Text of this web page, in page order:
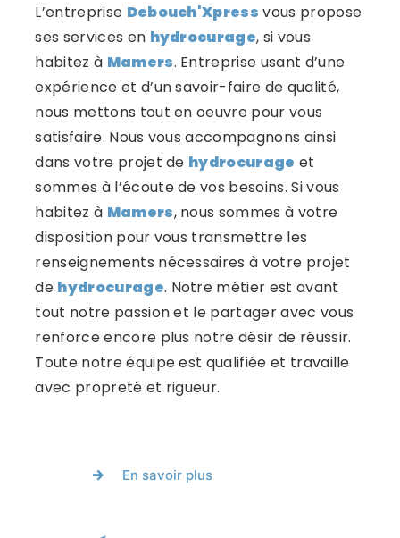
L’entreprise Debouch'Xpress vous propose
ses services en hydrocurage, si vous
habitez à Mamers. Entreprise usant d’une
expérience et d’un savoir-faire de qualité,
nous mettons tout en oeuvre pour vous
satisfaire. Nous vous accompagnons ainsi
dans votre projet de hydrocurage et
sommes à l’écoute de vos besoins. Si vous
habitez à Mamers, nous sommes à votre
disposition pour vous transmettre les
renseignements nécessaires à votre projet
de hydrocurage. Notre métier est avant
tout notre passion et le partager avec vous
renforce encore plus notre désir de réussir.
Toute notre équipe est qualifiée et travaille
avec propreté et rigueur.
En savoir plus